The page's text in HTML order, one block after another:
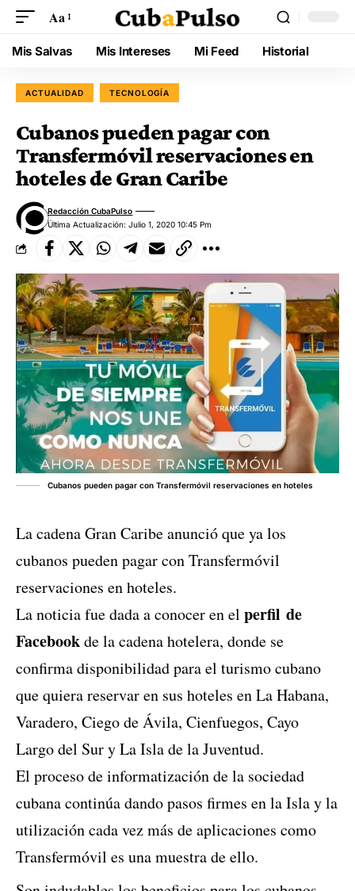
Aa
Mis Salvas Mis Intereses Mi Feed Historial
ACTUALIDAD TECNOLOGÍA
Cubanos pueden pagar con
Transfermóvil reservaciones en
hoteles de Gran Caribe
Última Actualización: Julio 1, 2020 10:45 Pm
Redacción CubaPulso
Cubanos pueden pagar con Transfermóvil reservaciones en hoteles
La cadena Gran Caribe anunció que ya los
cubanos pueden pagar con Transfermóvil
reservaciones en hoteles.
La noticia fue dada a conocer en el perfil de
Facebookde la cadena hotelera, donde se
confirma disponibilidad para el turismo cubano
que quiera reservar en sus hoteles en La Habana,
Varadero, Ciego de Ávila, Cienfuegos, Cayo
Largo del Sur y La Isla de la Juventud.
El proceso de informatización de la sociedad
cubana continúa dando pasos firmes en la Isla y la
utilización cada vez más de aplicaciones como
Transfermóvil es una muestra de ello.